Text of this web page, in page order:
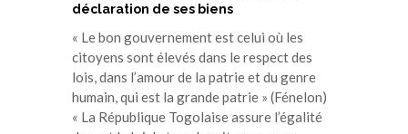
déclaration de ses biens
« Le bon gouvernement est celui où les
citoyens sont élevés dans le respect des
lois, dans l’amour de la patrie et du genre
humain, qui est la grande patrie » (Fénelon)
« La République Togolaise assure l’égalité